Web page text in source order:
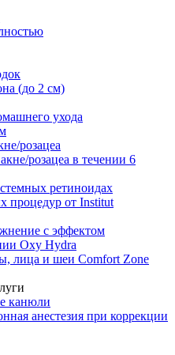
(до 2 см)
ухода
розацеа
розацеа в течении 6
ретиноидах
процедур от Institut
с эффектом
Oxy Hydra
лица и шеи Comfort Zone
канюли
анестезия при коррекции